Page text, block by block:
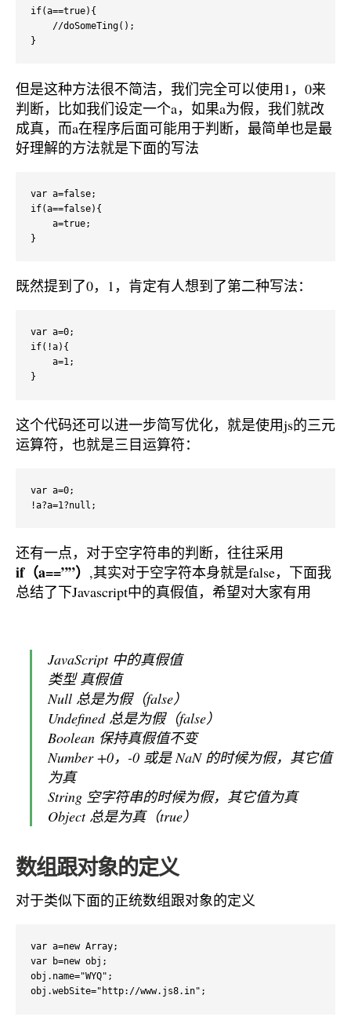
if(a==true){
    //doSomeTing();
}
但是这种方法很不简洁，我们完全可以使用1，0来
判断，比如我们设定一个a，如果a为假，我们就改
成真，而a在程序后面可能用于判断，最简单也是最
好理解的方法就是下面的写法
var a=false;
if(a==false){
    a=true;
}
既然提到了0，1，肯定有人想到了第二种写法：
var a=0;
if(!a){
    a=1;
}
这个代码还可以进一步简写优化，就是使用js的三元
运算符，也就是三目运算符：
var a=0;
!a?a=1?null;
还有一点，对于空字符串的判断，往往采用
if（a==””） ,其实对于空字符本身就是false，下面我
总结了下Javascript中的真假值，希望对大家有用
JavaScript 中的真假值
类型 真假值
Null 总是为假（false）
Undefined 总是为假（false）
Boolean 保持真假值不变
Number +0，-0 或是 NaN 的时候为假，其它值
为真
String 空字符串的时候为假，其它值为真
Object 总是为真（true）
数组跟对象的定义
对于类似下面的正统数组跟对象的定义
var a=new Array;
var b=new obj;
obj.name="WYQ";
obj.webSite="http://www.js8.in";